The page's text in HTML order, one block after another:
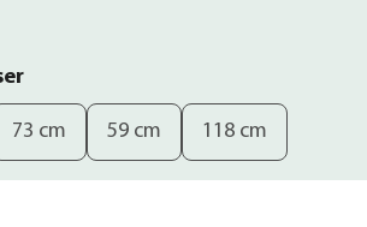
73 cm 59 cm 118 cm